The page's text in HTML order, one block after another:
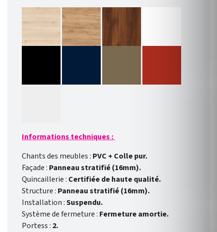
Informations techniques :
Chants des meubles : PVC + Colle pur.
Façade : Panneau stratifié (16mm).
Quincaillerie : Certifiée de haute qualité.
Structure : Panneau stratifié (16mm).
Installation :Suspendu.
Système de fermeture : Fermeture amortie.
Portess : 2.